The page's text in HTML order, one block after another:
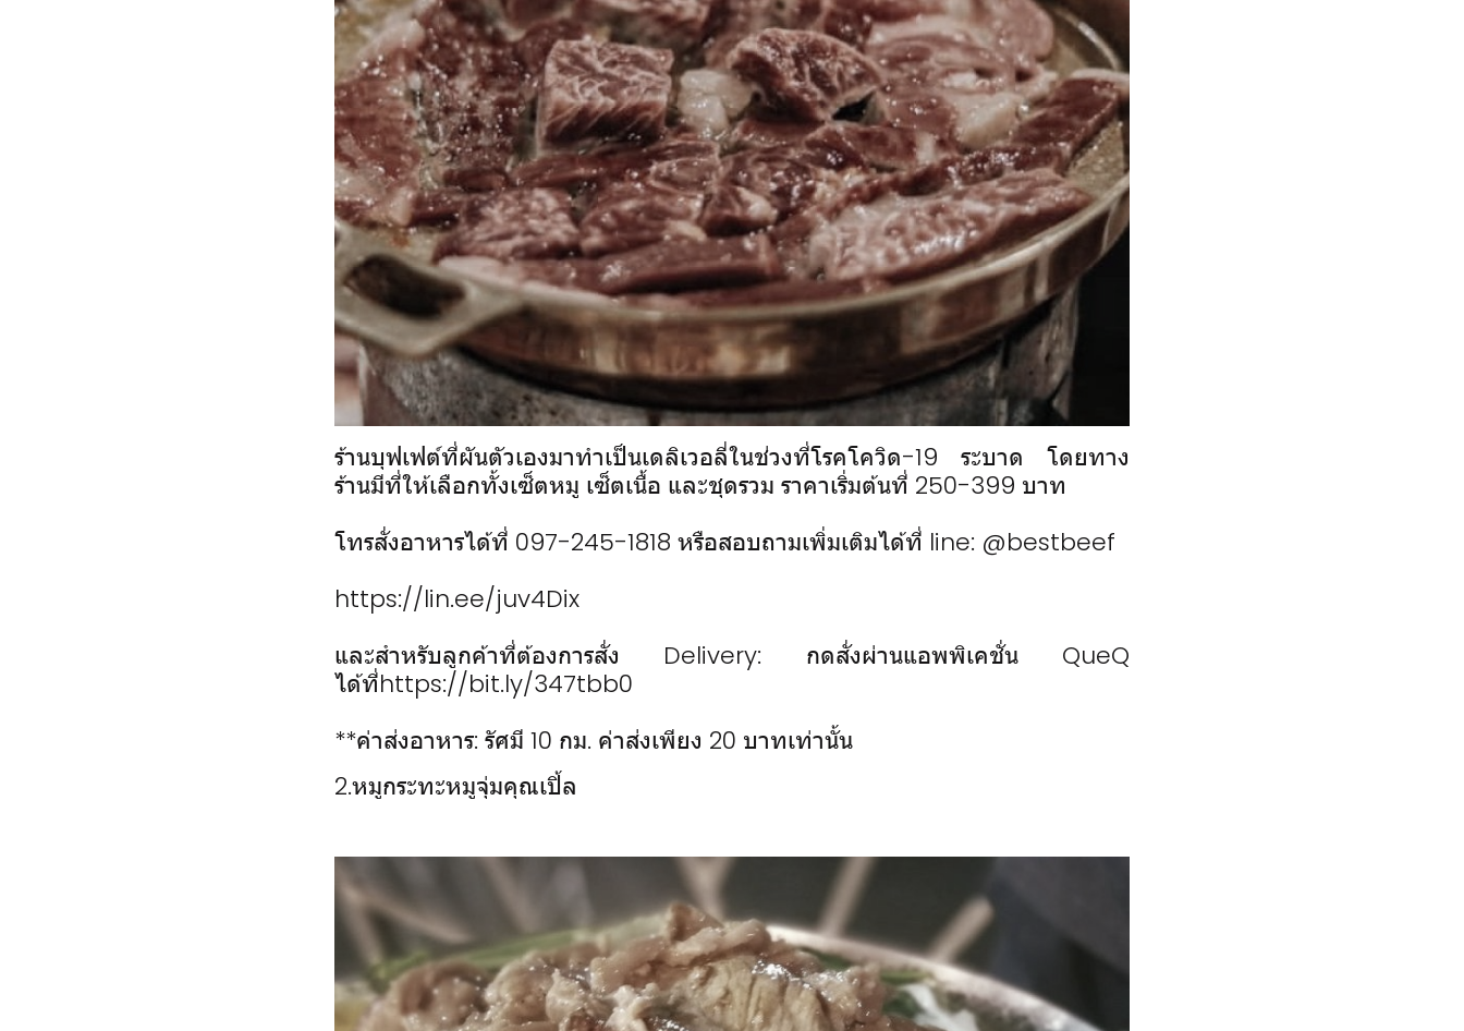
ร้านบุฟเฟต์ที่ผันตัวเองมาทำเป็นเดลิเวอลี่ในช่วงที่โรคโควิด-19 ระบาด โดยทาง
ร้านมีที่ให้เลือกทั้งเซ็ตหมู เซ็ตเนื้อ และชุดรวม ราคาเริ่มต้นที่ 250-399 บาท
โทรสั่งอาหารได้ที่ 097-245-1818 หรือสอบถามเพิ่มเติมได้ที่ line: @bestbeef
https://lin.ee/juv4Dix
และสำหรับลูกค้าที่ต้องการสั่ง Delivery: กดสั่งผ่านแอพพิเคชั่น QueQ
ได้ที่https://bit.ly/347tbb0
**ค่าส่งอาหาร: รัศมี 10 กม. ค่าส่งเพียง 20 บาทเท่านั้น
2.หมูกระทะหมูจุ่มคุณเปิ้ล